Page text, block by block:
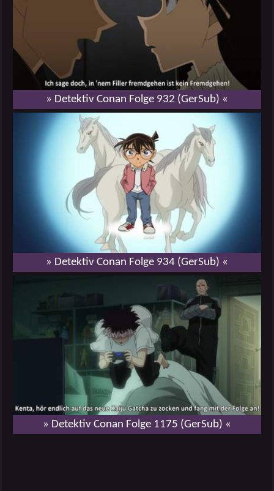
» Detektiv Conan Folge 932 (GerSub) «
» Detektiv Conan Folge 934 (GerSub) «
» Detektiv Conan Folge 1175 (GerSub) «